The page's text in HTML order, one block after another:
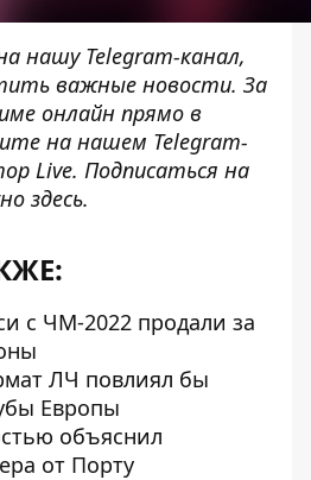
нашу Telegram-канал,
важные новости. За
онлайн прямо в
на нашем Telegram-
Live. Подписаться на
здесь.
с ЧМ-2022 продали за
ЛЧ повлиял бы
Европы
объяснил
от Порту